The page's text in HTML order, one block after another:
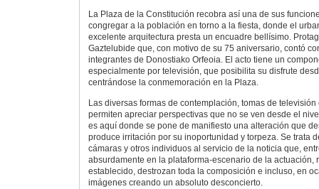
La Plaza de la Constitución recobra así una de sus
congregar a la población en torno a la fiesta, donde el
excelente arquitectura presta un encuadre bellísimo.
Gaztelubide que, con motivo de su 75 aniversario, contó
integrantes de Donostiako Orfeoia. El acto tiene un
especialmente por televisión, que posibilita su disfrute
centrándose la conmemoración en la Plaza.
Las diversas formas de contemplación, tomas de
permiten apreciar perspectivas que no se ven desde el
es aquí donde se pone de manifiesto una alteración que
produce irritación por su inoportunidad y torpeza. Se trata
cámaras y otros individuos al servicio de la noticia que,
absurdamente en la plataforma-escenario de la actuación,
establecido, destrozan toda la composición e incluso, en
imágenes creando un absoluto desconcierto.